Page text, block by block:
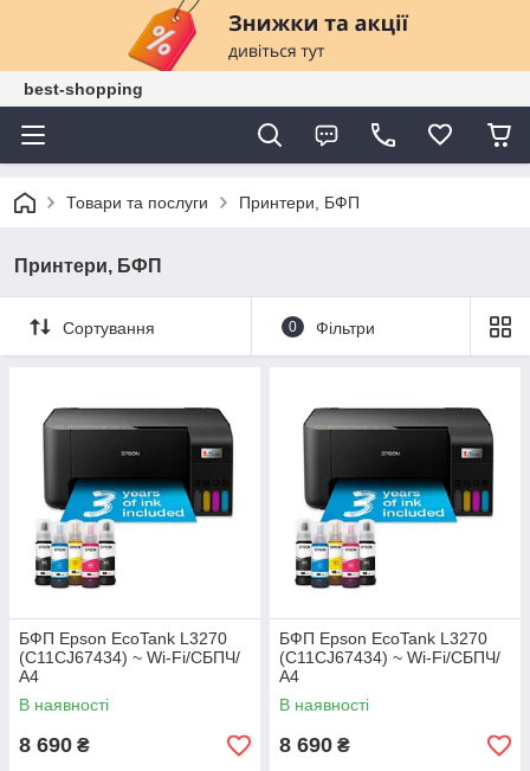
best-shopping
Товари та послуги Принтери, БФП
Принтери, БФП
Сортування 0 Фільтри
БФП Epson EcoTank L3270
(C11CJ67434) ~ Wi-Fi/СБПЧ/
А4
В наявності
8 690 ₴
БФП Epson EcoTank L3270
(C11CJ67434) ~ Wi-Fi/СБПЧ/
А4
В наявності
8 690 ₴